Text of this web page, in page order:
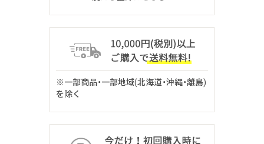
※一部商品・一部地域(北海道・沖縄・離島)
を除く